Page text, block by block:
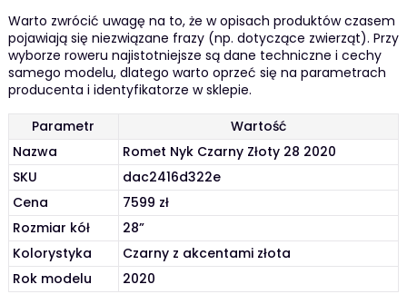
Warto zwrócić uwagę na to, że w opisach produktów czasem
pojawiają się niezwiązane frazy (np. dotyczące zwierząt). Przy
wyborze roweru najistotniejsze są dane techniczne i cechy
samego modelu, dlatego warto oprzeć się na parametrach
producenta i identyfikatorze w sklepie.
Parametr
Wartość
Nazwa
Romet Nyk Czarny Złoty 28 2020
SKU
dac2416d322e
Cena
7599 zł
Rozmiar kół
28”
Kolorystyka
Czarny z akcentami złota
Rok modelu
2020